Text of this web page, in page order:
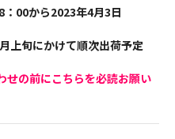
00から2023年4月3日
上旬にかけて順次出荷予定
せの前にこちらを必読お願い